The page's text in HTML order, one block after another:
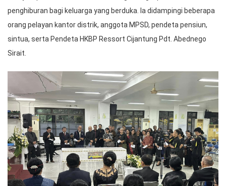
penghiburan bagi keluarga yang berduka. Ia didampingi beberapa
orang pelayan kantor distrik, anggota MPSD, pendeta pensiun,
sintua, serta Pendeta HKBP Ressort Cijantung Pdt. Abednego
Sirait.